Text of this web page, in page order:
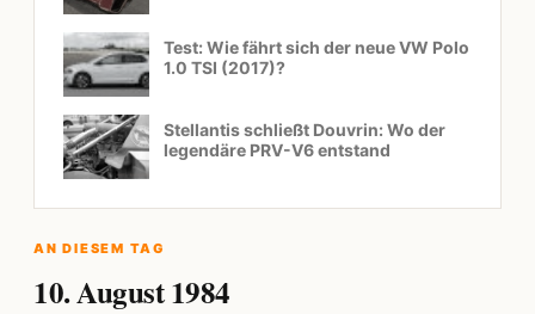
Test: Wie fährt sich der neue VW Polo
1.0 TSI (2017)?
Stellantis schließt Douvrin: Wo der
legendäre PRV-V6 entstand
AN DIESEM TAG
10. August 1984